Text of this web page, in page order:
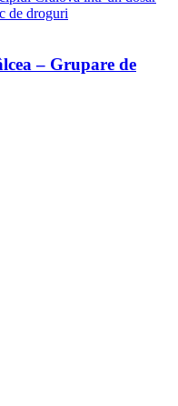
– Grupare de